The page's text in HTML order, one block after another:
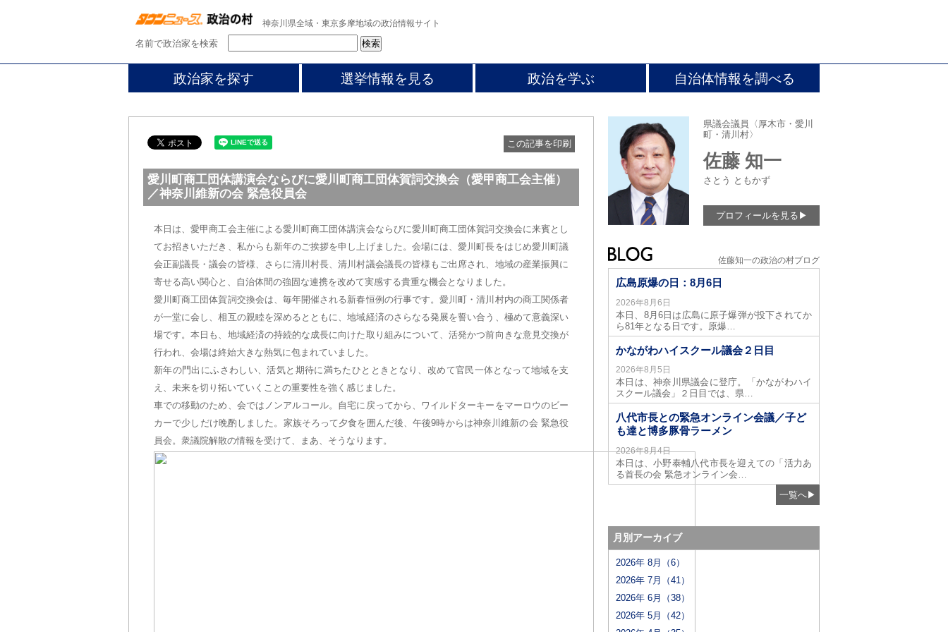
神奈川県全域・東京多摩地域の政治情報サイト
名前で政治家を検索
政治家を探す 選挙情報を見る 政治を学ぶ 自治体情報を調べる
この記事を印刷
愛川町商工団体講演会ならびに愛川町商工団体賀詞交換会（愛甲商工会主催）
／神奈川維新の会 緊急役員会
本日は、愛甲商工会主催による愛川町商工団体講演会ならびに愛川町商工団体賀詞交換会に来賓とし
てお招きいただき、私からも新年のご挨拶を申し上げました。会場には、愛川町長をはじめ愛川町議
会正副議長・議会の皆様、さらに清川村長、清川村議会議長の皆様もご出席され、地域の産業振興に
寄せる高い関心と、自治体間の強固な連携を改めて実感する貴重な機会となりました。
愛川町商工団体賀詞交換会は、毎年開催される新春恒例の行事です。愛川町・清川村内の商工関係者
が一堂に会し、相互の親睦を深めるとともに、地域経済のさらなる発展を誓い合う、極めて意義深い
場です。本日も、地域経済の持続的な成長に向けた取り組みについて、活発かつ前向きな意見交換が
行われ、会場は終始大きな熱気に包まれていました。
新年の門出にふさわしい、活気と期待に満ちたひとときとなり、改めて官民一体となって地域を支
え、未来を切り拓いていくことの重要性を強く感じました。
車での移動のため、会ではノンアルコール。自宅に戻ってから、ワイルドターキーをマーロウのビー
カーで少しだけ晩酌しました。家族そろって夕食を囲んだ後、午後9時からは神奈川維新の会 緊急役
員会。衆議院解散の情報を受けて、まあ、そうなります。
県議会議員〈厚木市・愛川
町・清川村〉
佐藤 知一
さとう ともかず
プロフィールを見る ▶
佐藤知一の政治の村ブログ
広島原爆の日：8月6日
2026年8月6日
本日、8月6日は広島に原子爆弾が投下されてか
ら81年となる日です。原爆…
かながわハイスクール議会２日目
2026年8月5日
本日は、神奈川県議会に登庁。「かながわハイ
スクール議会」２日目では、県…
八代市長との緊急オンライン会議／子ど
も達と博多豚骨ラーメン
2026年8月4日
本日は、小野泰輔八代市長を迎えての「活力あ
る首長の会 緊急オンライン会…
一覧へ▶
月別アーカイブ
2026年 8月（6）
2026年 7月（41）
2026年 6月（38）
2026年 5月（42）